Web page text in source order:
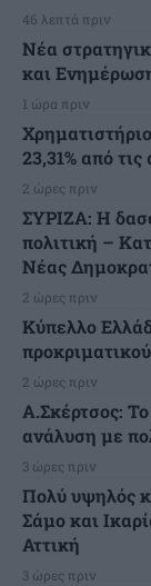
46 λεπτά πριν
Νέα
και
1 ώρα πριν
23,31% από
2 ώρες πριν
ΣΥΡΙΖΑ: Η
πολιτική –
Νέας
2 ώρες πριν
Κύπελλο
2 ώρες πριν
Α.Σκέρτσος:
ανάλυση με
3 ώρες πριν
Πολύ υψηλός
Σάμο και
Αττική
3 ώρες πριν